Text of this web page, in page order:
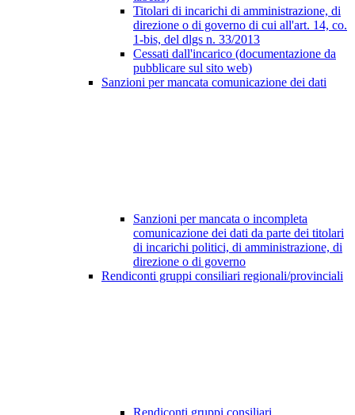
Titolari di incarichi di amministrazione, di
direzione o di governo di cui all'art. 14, co.
1-bis, del dlgs n. 33/2013
Cessati dall'incarico (documentazione da
pubblicare sul sito web)
Sanzioni per mancata comunicazione dei dati
Sanzioni per mancata o incompleta
comunicazione dei dati da parte dei titolari
di incarichi politici, di amministrazione, di
direzione o di governo
Rendiconti gruppi consiliari regionali/provinciali